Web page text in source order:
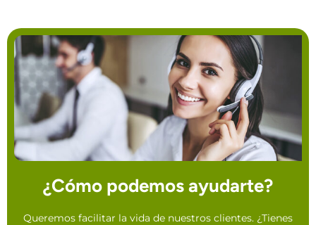
¿Cómo podemos ayudarte?
Queremos facilitar la vida de nuestros clientes. ¿Tienes